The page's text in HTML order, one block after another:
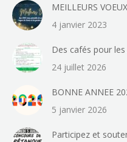
MEILLEURS VOEUX
4 janvier 2023
Des cafés pour les
24 juillet 2026
BONNE ANNEE
5 janvier 2026
Participez et